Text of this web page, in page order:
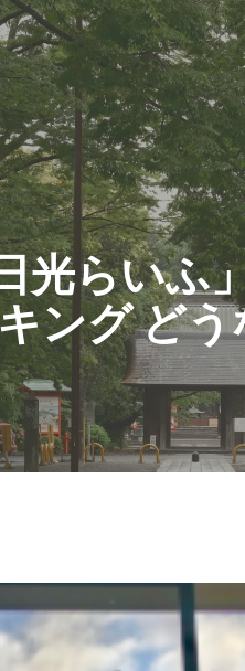
光らいふ
ング ど